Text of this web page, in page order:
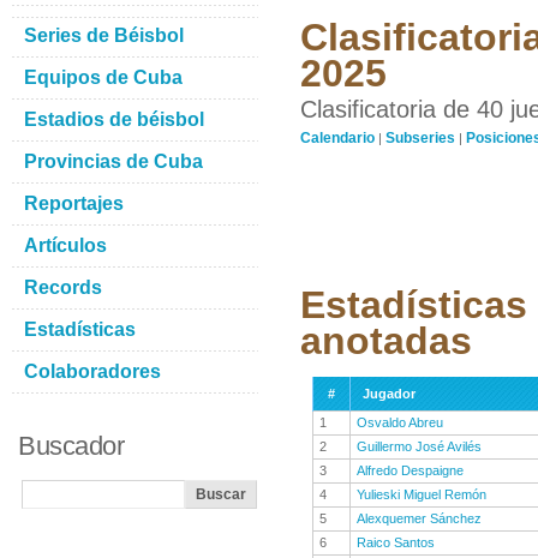
2025
Clasificatoria de 40
Calendario | Subseries |
Estadísticas
anotadas
#
Jugador
1
Osvaldo Abreu
2
Guillermo José Avilés
3
Alfredo Despaigne
4
Yulieski Miguel Remón
5
Alexquemer Sánchez
6
Raico Santos
Series de Béisbol
Equipos de Cuba
Estadios de béisbol
Provincias de Cuba
Reportajes
Artículos
Records
Estadísticas
Colaboradores
Buscador